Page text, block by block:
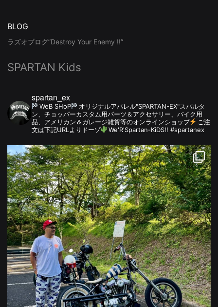
BLOG
ラズオブログ”Destroy Your Enemy !!”
SPARTAN Kids
spartan_ex
WeB SHoP
オリジナルアパレル"SPARTAN-EX"スパルタ
ン、チョッパーカスタム用パーツ＆アクセサリー、バイク用
品、アメリカン＆ガレージ雑貨等のオンラインショップ
ご注
文は下記URLよりドーゾ
We'R'Spartan-KiDS!! #spartanex